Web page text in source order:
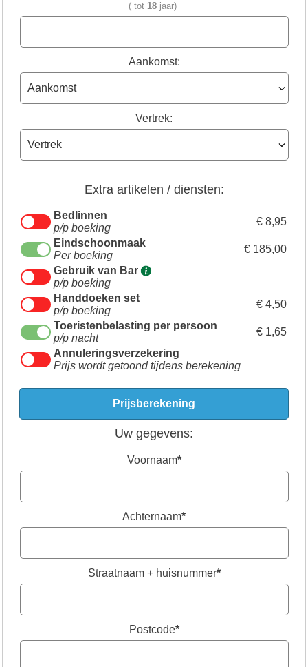
( tot 18 jaar)
Aankomst:
Vertrek:
Extra artikelen / diensten:
Bedlinnen
p/p boeking
€ 8,95
Eindschoonmaak
Per boeking
€ 185,00
Gebruik van Bar
p/p boeking
Handdoeken set
p/p boeking
€ 4,50
Toeristenbelasting per persoon
p/p nacht
€ 1,65
Annuleringsverzekering
Prijs wordt getoond tijdens berekening
Uw gegevens:
Voornaam*
Achternaam*
Straatnaam + huisnummer*
Postcode*